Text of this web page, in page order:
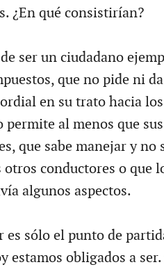
¿En qué consistirían?
ser un ciudadano
que no pide ni
en su trato hacia
permite al menos que
que sabe manejar y no
otros conductores o que
algunos aspectos.
es sólo el punto de
estamos obligados a